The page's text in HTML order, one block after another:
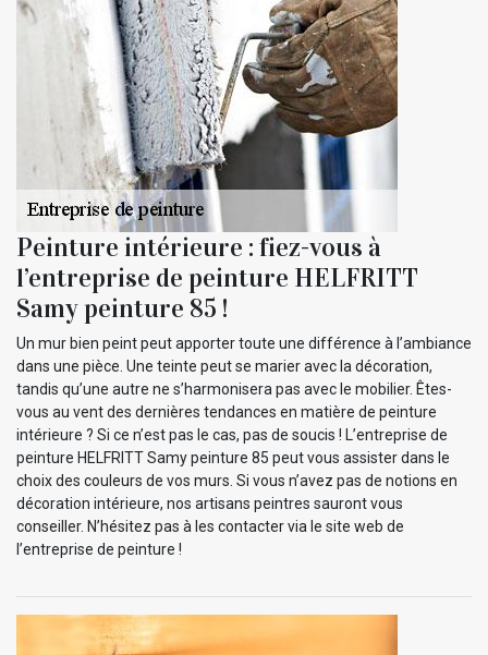
Peinture intérieure : fiez-vous à
l’entreprise de peinture HELFRITT
Samy peinture 85 !
Un mur bien peint peut apporter toute une différence à l’ambiance
dans une pièce. Une teinte peut se marier avec la décoration,
tandis qu’une autre ne s’harmonisera pas avec le mobilier. Êtes-
vous au vent des dernières tendances en matière de peinture
intérieure ? Si ce n’est pas le cas, pas de soucis ! L’entreprise de
peinture HELFRITT Samy peinture 85 peut vous assister dans le
choix des couleurs de vos murs. Si vous n’avez pas de notions en
décoration intérieure, nos artisans peintres sauront vous
conseiller. N’hésitez pas à les contacter via le site web de
l’entreprise de peinture !